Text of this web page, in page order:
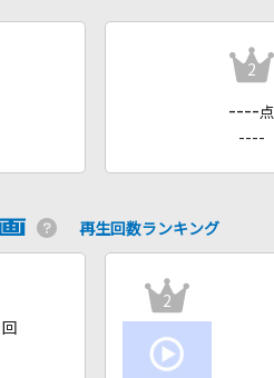
2
---- 点
----
再生回数ランキング
回
2